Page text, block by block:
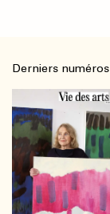
Derniers numéros